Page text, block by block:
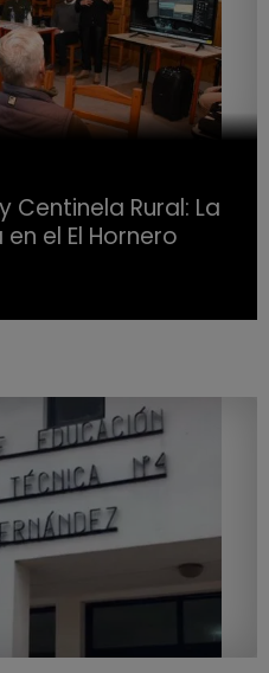
Centinela Rural: La
el El Hornero